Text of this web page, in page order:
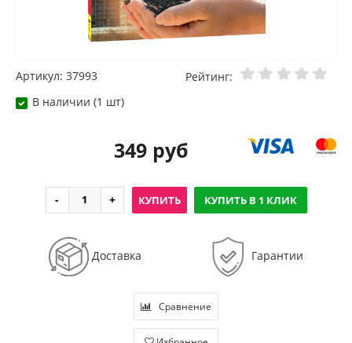
Артикул: 37993
Рейтинг:
В наличии (1 шт)
349 руб
КУПИТЬ КУПИТЬ В 1 КЛИК
Доставка Гарантии
Сравнение